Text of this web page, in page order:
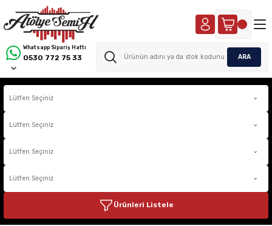
Whatsapp Sipariş Hattı
0530 772 75 33 ARA
Ürünleri Listele